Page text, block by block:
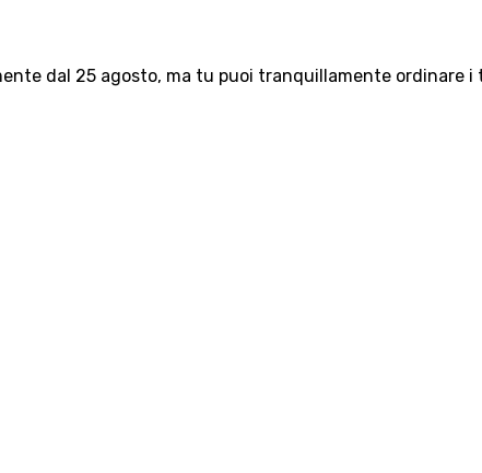
dal 25 agosto, ma tu puoi tranquillamente ordinare